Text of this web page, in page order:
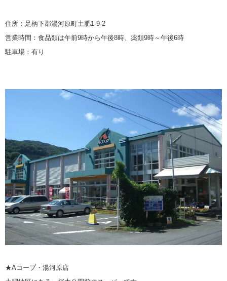
住所：足柄下郡湯河原町土肥1-9-2
営業時間：食品類は午前9時から午後8時、薬類9時～午後6時
駐車場：有り
★Aコープ・湯河原店